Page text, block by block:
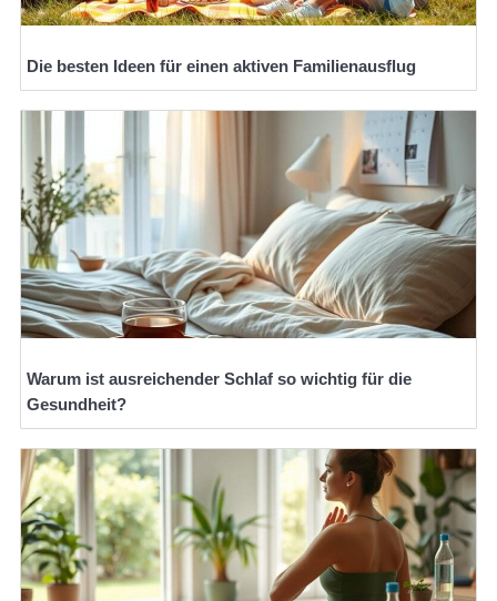
Die besten Ideen für einen aktiven Familienausflug
Warum ist ausreichender Schlaf so wichtig für die
Gesundheit?